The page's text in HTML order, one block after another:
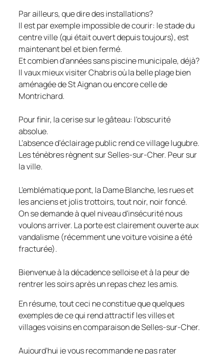
Par ailleurs, que dire des installations?
Il est par exemple impossible de courir: le stade du
centre ville (qui était ouvert depuis toujours), est
maintenant bel et bien fermé.
Et combien d’années sans piscine municipale, déjà?
Il vaux mieux visiter Chabris où la belle plage bien
aménagée de St Aignan ou encore celle de
Montrichard.
Pour finir, la cerise sur le gâteau: l’obscurité
absolue.
L’absence d’éclairage public rend ce village lugubre.
Les ténèbres règnent sur Selles-sur-Cher. Peur sur
la ville.
L’emblématique pont, la Dame Blanche, les rues et
les anciens et jolis trottoirs, tout noir, noir foncé.
On se demande à quel niveau d’insécurité nous
voulons arriver. La porte est clairement ouverte aux
vandalisme (récemment une voiture voisine a été
fracturée).
Bienvenue à la décadence selloise et à la peur de
rentrer les soirs après un repas chez les amis.
En résume, tout ceci ne constitue que quelques
exemples de ce qui rend attractif les villes et
villages voisins en comparaison de Selles-sur-Cher.
Aujourd’hui je vous recommande ne pas rater